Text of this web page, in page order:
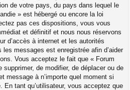
de votre pays, du pays dans lequel le
» est hébergé ou encore la loi
pas ces dispositions, vous vous
et définitif et nous nous réservons
d’accès à internet et les autorités
messages est enregistrée afin d’aider
Vous acceptez le fait que « Forum
supprimer, de modifier, de déplacer ou de
message à n’importe quel moment si
tant qu’utilisateur, vous acceptez que